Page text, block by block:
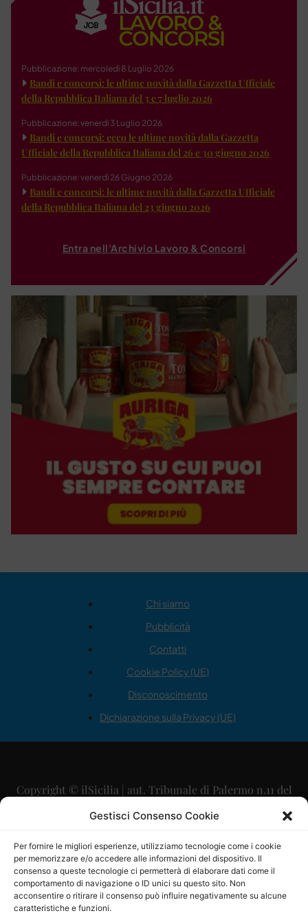
Gestisci Consenso Cookie
Per fornire le migliori esperienze, utilizziamo tecnologie come i cookie
per memorizzare e/o accedere alle informazioni del dispositivo. Il
consenso a queste tecnologie ci permetterà di elaborare dati come il
comportamento di navigazione o ID unici su questo sito. Non
acconsentire o ritirare il consenso può influire negativamente su alcune
caratteristiche e funzioni.
Pubblicazione: mercoledì 8 Luglio 2026
Bandi e concorsi: le ultime novità dalla Gazzetta Ufficiale
della Repubblica Italiana del 3 e 7 luglio 2026
Pubblicazione: venerdì 3 Luglio 2026
Bandi e concorsi: ecco le ultime novità dalla Gazzetta
Ufficiale della Repubblica Italiana del 26 e 30 giugno 2026
Pubblicazione: venerdì 26 Giugno 2026
Bandi e concorsi: le ultime novità dalla Gazzetta Ufficiale
della Repubblica Italiana del 23 giugno 2026
Entra nell'Archivio Lavoro & Concorsi
Chi siamo
Pubblicità
Contatti
Cookie Policy (UE)
Disconoscimento
Dichiarazione sulla Privacy (UE)
Copyright © ilSicilia | aut. Tribunale di Palermo n.11 del
29/09/2015
Direttore Editoriale: Maurizio Scaglione
Direttore Responsabile: Maria Calabrese